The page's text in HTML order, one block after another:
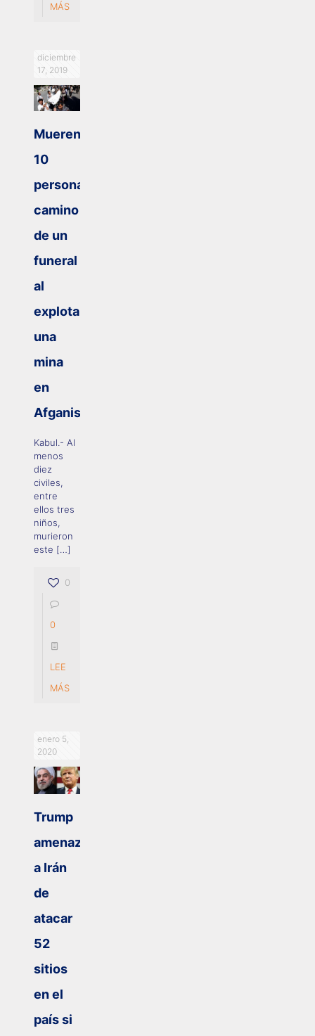
MÁS
diciembre
17, 2019
Mueren
10
personas
camino
de un
funeral
al
explotar
una
mina
en
Afganistán
Kabul.- Al
menos
diez
civiles,
entre
ellos tres
niños,
murieron
este […]
0
0
LEE
MÁS
enero 5,
2020
Trump
amenaza
a Irán
de
atacar
52
sitios
en el
país si